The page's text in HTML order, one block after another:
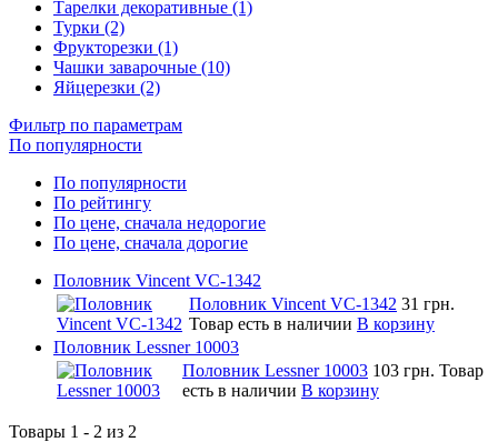
Тарелки декоративные (1)
Турки (2)
Фрукторезки (1)
Чашки заварочные (10)
Яйцерезки (2)
Фильтр по параметрам
По популярности
По популярности
По рейтингу
По цене, сначала недорогие
По цене, сначала дорогие
Половник Vincent VC-1342
Половник Vincent VC-1342 31 грн.
Товар есть в наличии В корзину
Половник Lessner 10003
Половник Lessner 10003 103 грн. Товар
есть в наличии В корзину
Товары 1 - 2 из 2